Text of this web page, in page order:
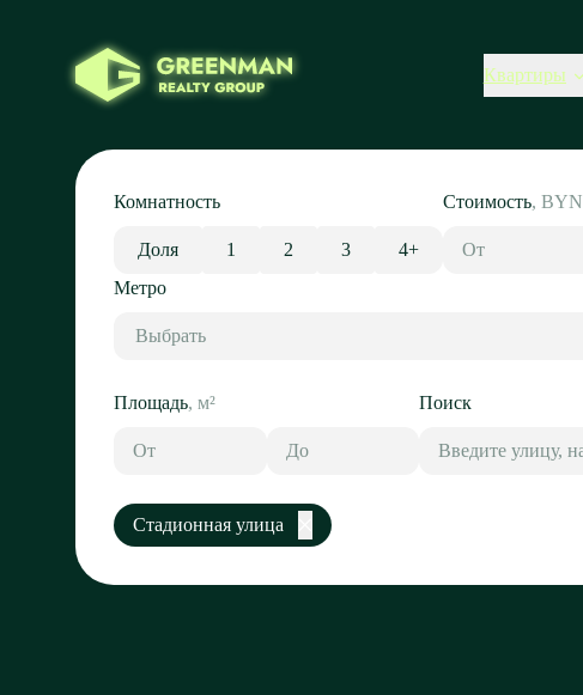
Квартиры
Комнатность
Доля 1 2 3 4+
Стоимость,BYN
Метро
Выбрать
Площадь,м² Поиск
Стадионная улица